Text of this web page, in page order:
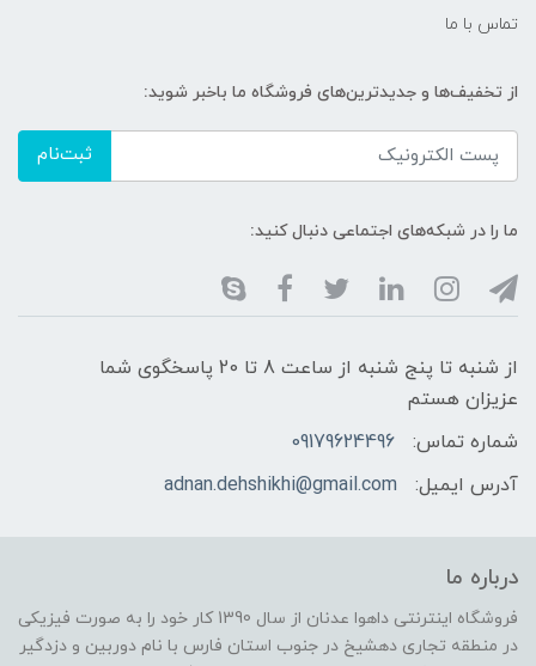
تماس با ما
از تخفیف‌ها و جدیدترین‌های فروشگاه ما باخبر شوید:
ثبت‌نام
ما را در شبکه‌های اجتماعی دنبال کنید:
از شنبه تا پنج شنبه از ساعت 8 تا 20 پاسخگوی شما
عزیزان هستم
شماره تماس:
09179624496
آدرس ایمیل:
adnan.dehshikhi@gmail.com
درباره ما
فروشگاه اینترنتی داهوا عدنان از سال 1390 کار خود را به صورت فیزیکی
در منطقه تجاری دهشیخ در جنوب استان فارس با نام دوربین و دزدگیر